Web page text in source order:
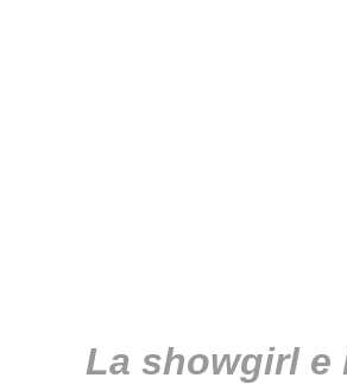
La showgirl e